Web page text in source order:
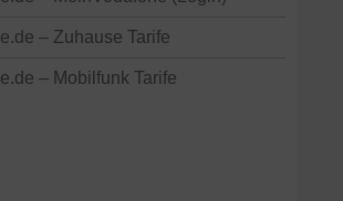
– Zuhause Tarife
– Mobilfunk Tarife